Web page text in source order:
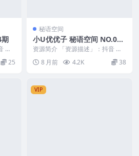
唐
】
25
秘语空间
小U优优子 秘语空间 NO.037
期 最新至：2025.12.18
资源简介 「资源描述」：抖音 小u
优优子 秘语空间 NO.037期 【19
P】最...
8 月前 4.2K 38
VIP